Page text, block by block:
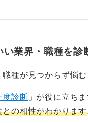
業界・職種を診
種が見つからず悩む
度診断 」が役に立ちま
の相性がわかります